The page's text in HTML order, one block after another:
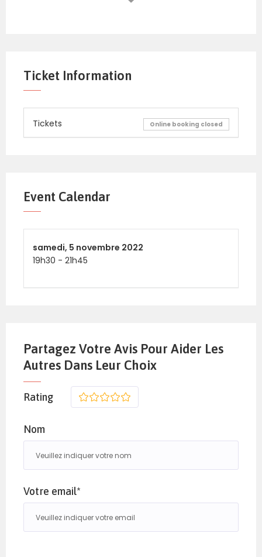
Ticket Information
Tickets Online booking closed
Event Calendar
samedi, 5 novembre 2022
19h30 - 21h45
Partagez Votre Avis Pour Aider Les
Autres Dans Leur Choix
Rating 5
4
3
2
Nom
Votre email*